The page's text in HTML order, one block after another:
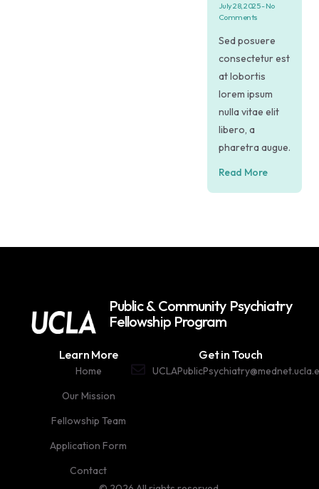
July 28, 2025 No
Comments
Sed posuere
consectetur est
at lobortis
lorem ipsum
nulla vitae elit
libero, a
pharetra augue.
Read More
Public & Community Psychiatry
Fellowship Program
Learn More
Home
Our Mission
Fellowship Team
Application Form
Contact
Get in Touch